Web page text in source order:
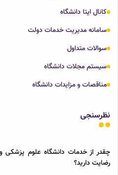
کانال ایتا دانشگاه
سامانه مدیریت خدمات دولت
سوالات متداول
سیستم مجلات دانشگاه
مناقصات و مزایدات دانشگاه
نظرسنجی
چقدر از خدمات دانشگاه علوم پزشکی
رضایت دارید؟